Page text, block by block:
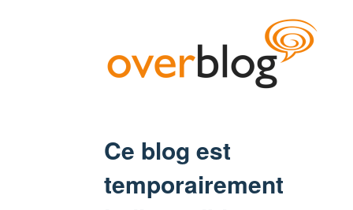
Ce blog est
temporairement